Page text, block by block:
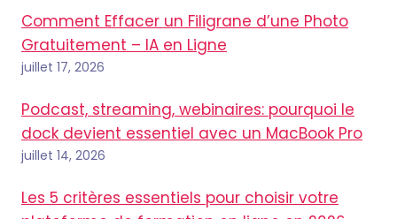
Comment Effacer un Filigrane d’une Photo
Gratuitement – IA en Ligne
juillet 17, 2026
Podcast, streaming, webinaires: pourquoi le
dock devient essentiel avec un MacBook Pro
juillet 14, 2026
Les 5 critères essentiels pour choisir votre